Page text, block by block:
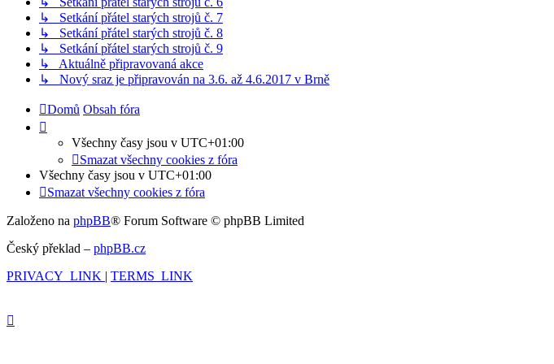
↳ Setkání přátel starých strojů č. 7
↳ Setkání přátel starých strojů č. 8
↳ Setkání přátel starých strojů č. 9
↳ Aktuálně připravovaná akce
↳ Nový sraz je připravován na 3.6. až 4.6.2017 v Brně
Domů Obsah fóra
Všechny časy jsou v UTC+01:00
Smazat všechny cookies z fóra
Všechny časy jsou v UTC+01:00
Smazat všechny cookies z fóra
Založeno na phpBB® Forum Software © phpBB Limited
Český překlad – phpBB.cz
PRIVACY_LINK | TERMS_LINK